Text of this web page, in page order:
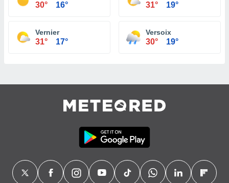
30° 16° 31° 19°
Vernier
31° 17°
Versoix
30° 19°